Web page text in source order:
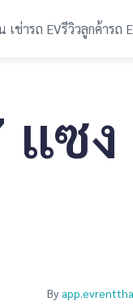
เช่ารถ EVรีวิวลูกค้ารถ
แซ
By